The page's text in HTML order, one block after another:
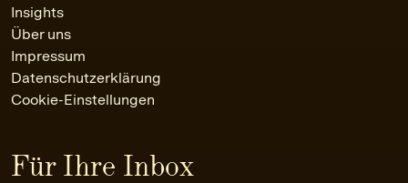
Insights
Über uns
Impressum
Datenschutzerklärung
Cookie-Einstellungen
Für Ihre Inbox